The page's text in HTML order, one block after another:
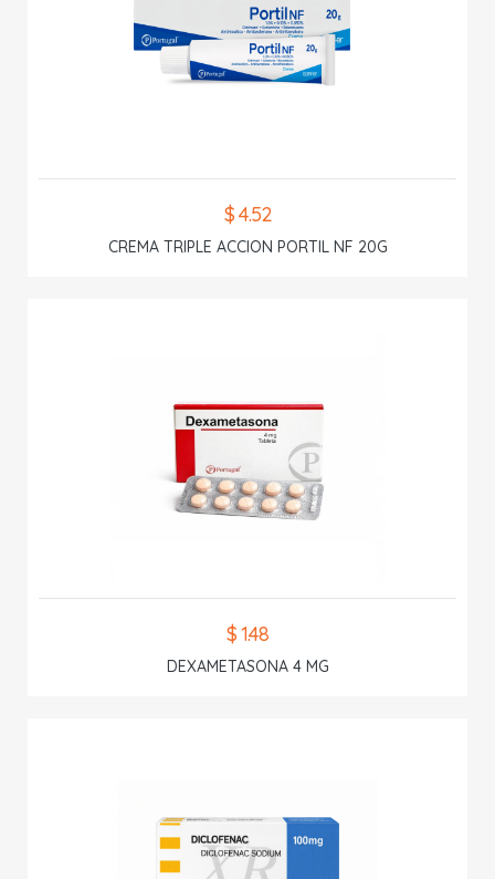
$ 4.52
CREMA TRIPLE ACCION PORTIL NF 20G
$ 1.48
DEXAMETASONA 4 MG